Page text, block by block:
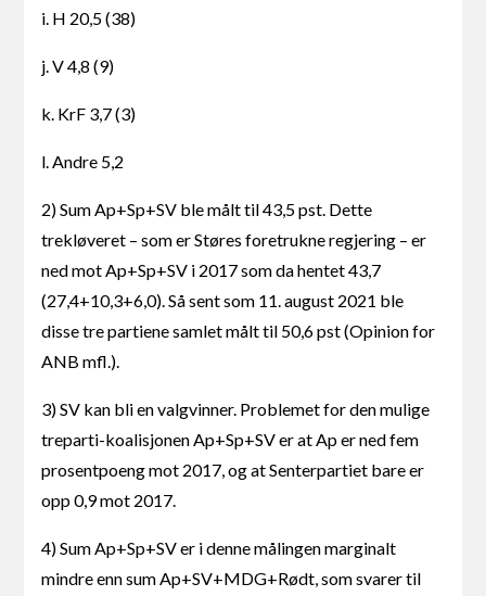
i. H 20,5 (38)
j. V 4,8 (9)
k. KrF 3,7 (3)
l. Andre 5,2
2) Sum Ap+Sp+SV ble målt til 43,5 pst. Dette
trekløveret – som er Støres foretrukne regjering – er
ned mot Ap+Sp+SV i 2017 som da hentet 43,7
(27,4+10,3+6,0). Så sent som 11. august 2021 ble
disse tre partiene samlet målt til 50,6 pst (Opinion for
ANB mfl.).
3) SV kan bli en valgvinner. Problemet for den mulige
treparti-koalisjonen Ap+Sp+SV er at Ap er ned fem
prosentpoeng mot 2017, og at Senterpartiet bare er
opp 0,9 mot 2017.
4) Sum Ap+Sp+SV er i denne målingen marginalt
mindre enn sum Ap+SV+MDG+Rødt, som svarer til